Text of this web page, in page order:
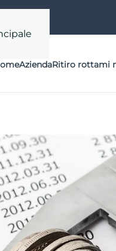
AziendaRitiro rottami